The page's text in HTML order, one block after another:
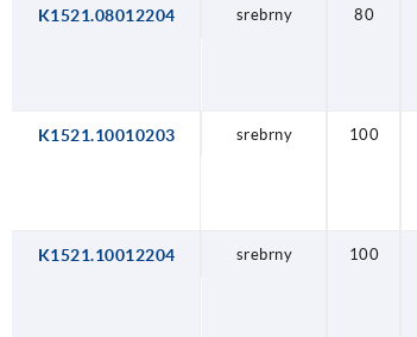
K1521.08012204 srebrny 80
K1521.10010203 srebrny 100
K1521.10012204 srebrny 100